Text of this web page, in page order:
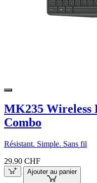
MK235 Wireless
Combo
Résistant. Simple. Sans fil
29.90 CHF
Ajouter au panier